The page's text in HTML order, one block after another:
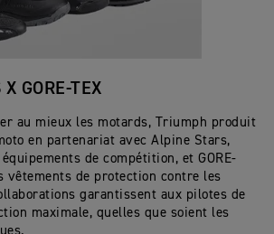
GORE-TEX
au mieux les motards, Triumph produit
en partenariat avec Alpine Stars,
de compétition, et GORE-
vêtements de protection contre les
garantissent aux pilotes de
maximale, quelles que soient les